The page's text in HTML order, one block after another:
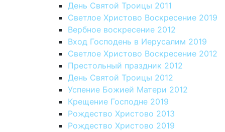
День Святой Троицы 2011
Светлое Христово Воскресение 2019
Вербное воскресение 2012
Вход Господень в Иерусалим 2019
Светлое Христово Воскресение 2012
Престольный праздник 2012
День Святой Троицы 2012
Успение Божией Матери 2012
Крещение Господне 2019
Рождество Христово 2013
Рождество Христово 2019